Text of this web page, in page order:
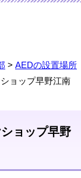
> AEDの設置場所
ョップ早野江南
ョップ早野